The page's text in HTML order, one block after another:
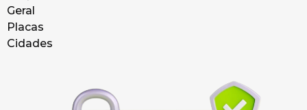
Geral
Placas
Cidades